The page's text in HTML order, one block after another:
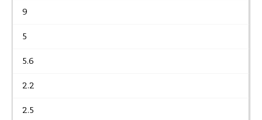
9
5
5.6
2.2
2.5